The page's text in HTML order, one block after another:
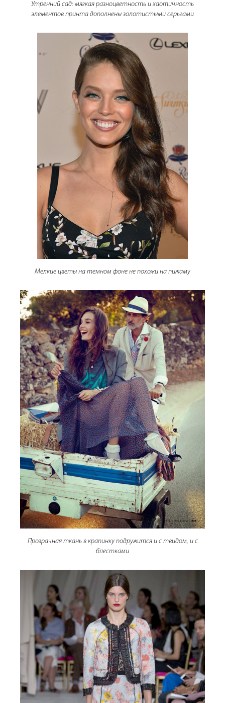
Утренний сад: мягкая разноцветность и хаотичность
элементов принта дополнены золотистыми серьгами
Мелкие цветы на темном фоне не похожи на пижаму
Прозрачная ткань в крапинку подружится и с твидом, и с
блестками